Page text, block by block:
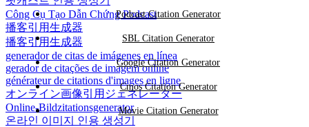
Công Cụ Tạo Dẫn Chứng Podcast
播客引用生成器
播客引用生成器
generador de citas de imágenes en línea
gerador de citações de imagem online
générateur de citations d'images en ligne
オンライン画像引用ジェネレーター
Online-Bildzitationsgenerator
온라인 이미지 인용 생성기
Podcast Citation Generator
SBL Citation Generator
Google Citation Generator
Cmos Citation Generator
Movie Citation Generator